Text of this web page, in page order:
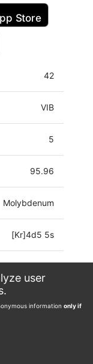
user
information only if
Store
42
VIB
5
95.96
Molybdenum
[Kr]4d5 5s